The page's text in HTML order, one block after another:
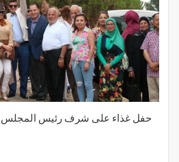
حفل غذاء على شرف رئيس المجلس